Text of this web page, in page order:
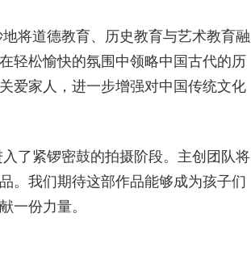
将道德教育、历史教育与艺术教育融
轻松愉快的氛围中领略中国古代的历
爱家人，进一步增强对中国传统文化
了紧锣密鼓的拍摄阶段。主创团队将
。我们期待这部作品能够成为孩子们
一份力量。